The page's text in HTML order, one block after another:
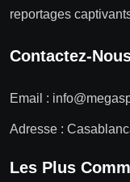
reportages
Contactez-
Email :
Adresse :
Les Plus